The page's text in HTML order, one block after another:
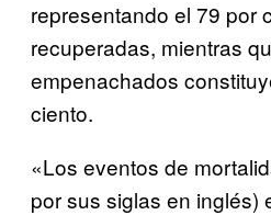
representando el 79 por
recuperadas, mientras
empenachados
ciento.
«Los eventos de
por sus siglas en inglés)